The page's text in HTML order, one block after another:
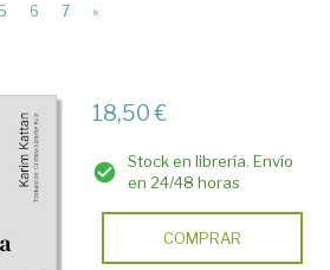
6 7 »
18,50 €
Stock en librería. Envío
en 24/48 horas
COMPRAR